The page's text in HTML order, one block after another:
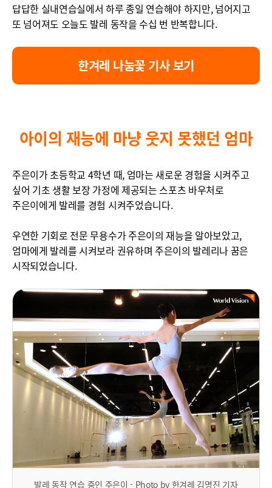
답답한 실내연습실에서 하루 종일 연습해야 하지만, 넘어지고
또 넘어져도 오늘도 발레 동작을 수십 번 반복합니다.
한겨레 나눔꽃 기사 보기
아이의 재능에 마냥 웃지 못했던 엄마
주은이가 초등학교 4학년 때, 엄마는 새로운 경험을 시켜주고
싶어 기초 생활 보장 가정에 제공되는 스포츠 바우처로
주은이에게 발레를 경험 시켜주었습니다.
우연한 기회로 전문 무용수가 주은이의 재능을 알아보았고,
엄마에게 발레를 시켜보라 권유하며 주은이의 발레리나 꿈은
시작되었습니다.
발레 동작 연습 중인 주은이 - Photo by 한겨레 김명진 기자